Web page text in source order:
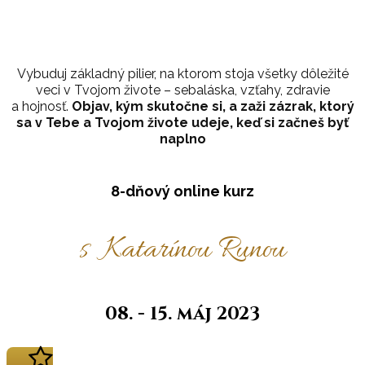
Vybuduj základný pilier, na ktorom stoja všetky dôležité
veci v Tvojom živote – sebaláska, vzťahy, zdravie
a hojnosť. Objav, kým skutočne si, a zaži zázrak, ktorý
sa v Tebe a Tvojom živote udeje, keď si začneš byť
naplno
8-dňový online kurz
s Katarínou Runou
08. - 15. máj 2023